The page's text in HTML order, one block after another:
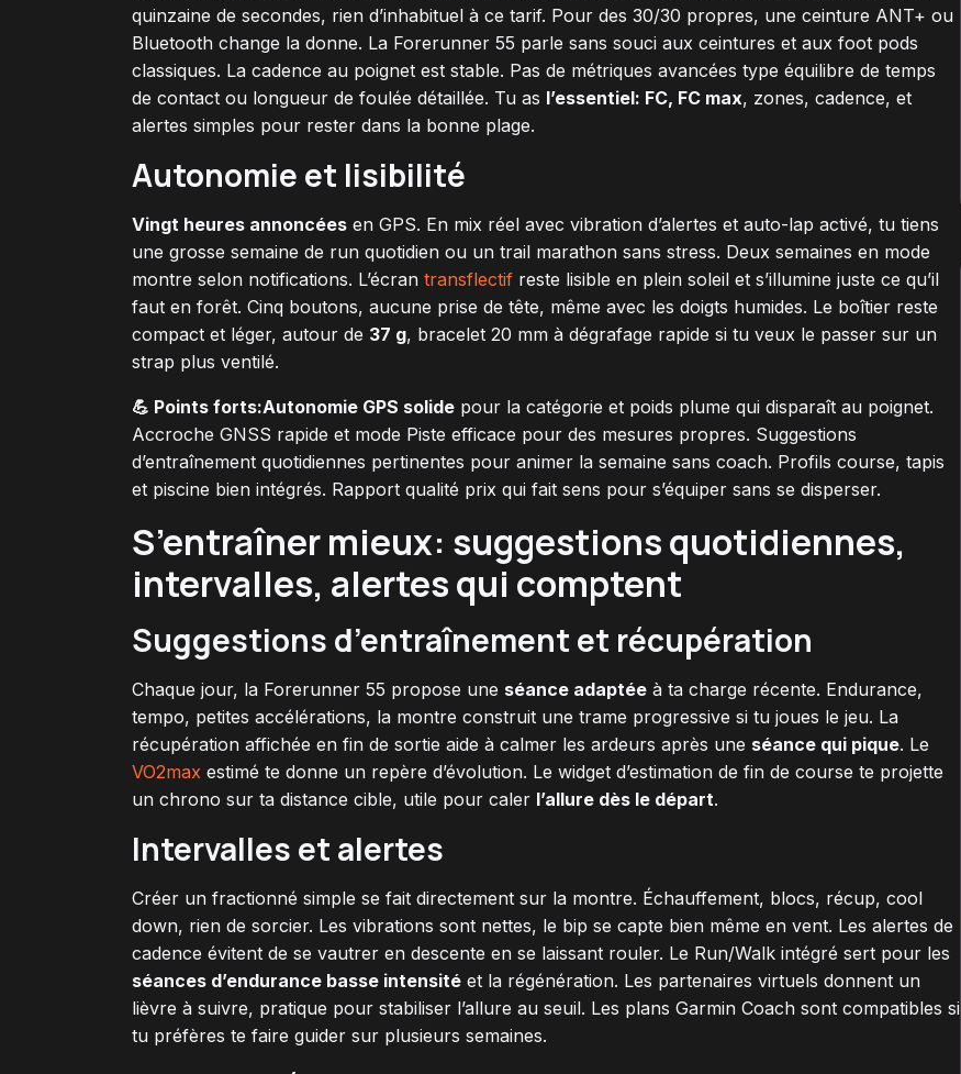
quinzaine de secondes, rien d’inhabituel à ce tarif. Pour des 30/30 propres, une ceinture ANT+ ou
Bluetooth change la donne. La Forerunner 55 parle sans souci aux ceintures et aux foot pods
classiques. La cadence au poignet est stable. Pas de métriques avancées type équilibre de temps
de contact ou longueur de foulée détaillée. Tu as l’essentiel: FC, FC max, zones, cadence, et
alertes simples pour rester dans la bonne plage.
Autonomie et lisibilité
Vingt heures annoncées en GPS. En mix réel avec vibration d’alertes et auto-lap activé, tu tiens
une grosse semaine de run quotidien ou un trail marathon sans stress. Deux semaines en mode
montre selon notifications. L’écran transflectif reste lisible en plein soleil et s’illumine juste ce qu’il
faut en forêt. Cinq boutons, aucune prise de tête, même avec les doigts humides. Le boîtier reste
compact et léger, autour de 37 g, bracelet 20 mm à dégrafage rapide si tu veux le passer sur un
strap plus ventilé.
💪 Points forts:Autonomie GPS solide pour la catégorie et poids plume qui disparaît au poignet.
Accroche GNSS rapide et mode Piste efficace pour des mesures propres. Suggestions
d’entraînement quotidiennes pertinentes pour animer la semaine sans coach. Profils course, tapis
et piscine bien intégrés. Rapport qualité prix qui fait sens pour s’équiper sans se disperser.
S’entraîner mieux: suggestions quotidiennes,
intervalles, alertes qui comptent
Suggestions d’entraînement et récupération
Chaque jour, la Forerunner 55 propose une séance adaptée à ta charge récente. Endurance,
tempo, petites accélérations, la montre construit une trame progressive si tu joues le jeu. La
récupération affichée en fin de sortie aide à calmer les ardeurs après une séance qui pique. Le
VO2max estimé te donne un repère d’évolution. Le widget d’estimation de fin de course te projette
un chrono sur ta distance cible, utile pour caler l’allure dès le départ.
Intervalles et alertes
Créer un fractionné simple se fait directement sur la montre. Échauffement, blocs, récup, cool
down, rien de sorcier. Les vibrations sont nettes, le bip se capte bien même en vent. Les alertes de
cadence évitent de se vautrer en descente en se laissant rouler. Le Run/Walk intégré sert pour les
séances d’endurance basse intensité et la régénération. Les partenaires virtuels donnent un
lièvre à suivre, pratique pour stabiliser l’allure au seuil. Les plans Garmin Coach sont compatibles si
tu préfères te faire guider sur plusieurs semaines.